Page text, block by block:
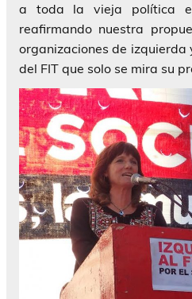
a toda la vieja política
reafirmando nuestra
organizaciones de
del FIT que solo se mira su